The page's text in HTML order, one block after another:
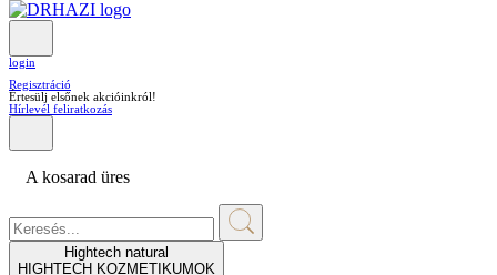
login
Regisztráció
Értesülj elsőnek akcióinkról!
Hírlevél feliratkozás
A kosarad üres
Hightech natural
HIGHTECH KOZMETIKUMOK